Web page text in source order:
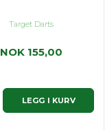
Target Darts
NOK 155,00
LEGG I KURV